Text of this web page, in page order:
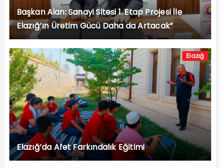
Başkan Alan: Sanayi Sitesi 1. Etap Projesi İle
Elazığ’ın Üretim Gücü Daha da Artacak”
Elazığ
Elazığ’da Afet Farkındalık Eğitimi